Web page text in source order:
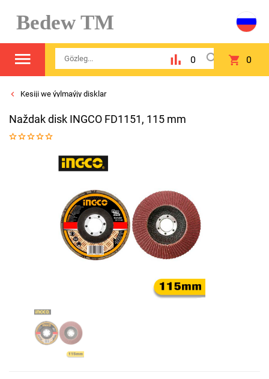
Bedew TM
0 0
Kesiji we ýylmaýjy disklar
Naždak disk INGCO FD1151, 115 mm